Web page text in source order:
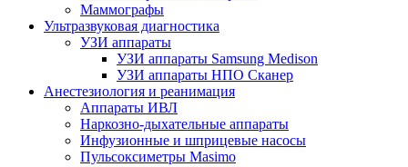
Маммографы
Ультразвуковая диагностика
УЗИ аппараты
УЗИ аппараты Samsung Medison
УЗИ аппараты НПО Сканер
Анестезиология и реанимация
Аппараты ИВЛ
Наркозно-дыхательные аппараты
Инфузионные и шприцевые насосы
Пульсоксиметры Masimo